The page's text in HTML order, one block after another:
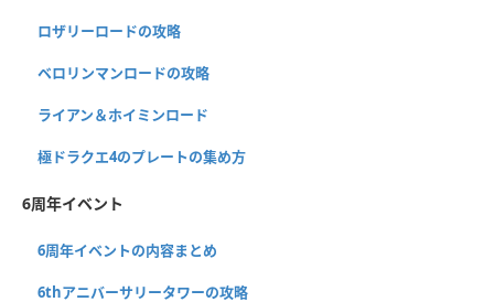
ロザリーロードの攻略
ベロリンマンロードの攻略
ライアン＆ホイミンロード
極ドラクエ4のプレートの集め方
6周年イベント
6周年イベントの内容まとめ
6thアニバーサリータワーの攻略